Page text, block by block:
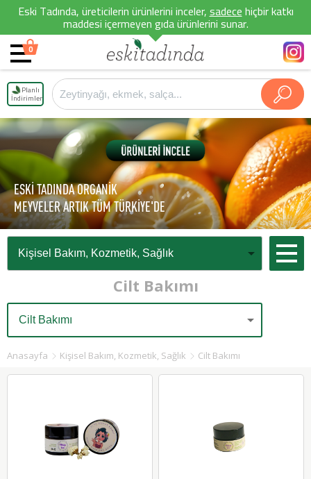
Eski Tadında, üreticilerin ürünlerini inceler,sadecehiçbir katkı
maddesi içermeyen gıda ürünlerini sunar.
0
Planlı
İndirimler
ESKİ TADINDA ORGANİK
MEYVELER ARTIK TÜM TÜRKİYE'DE
Cilt Bakımı
Anasayfa Kişisel Bakım, Kozmetik, Sağlık Cilt Bakımı